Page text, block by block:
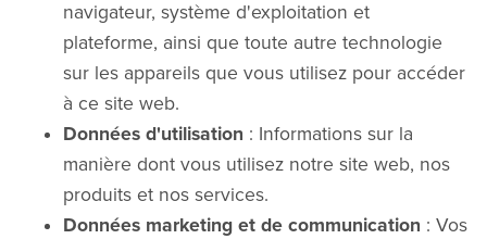
navigateur, système d'exploitation et
plateforme, ainsi que toute autre technologie
sur les appareils que vous utilisez pour accéder
à ce site web.
Données d'utilisation : Informations sur la
manière dont vous utilisez notre site web, nos
produits et nos services.
Données marketing et de communication : Vos